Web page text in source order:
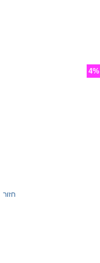
4%
חזור